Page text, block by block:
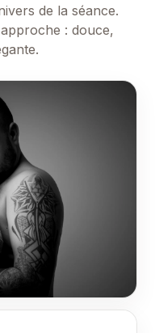
de la séance.
: douce,